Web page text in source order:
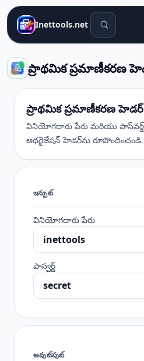
Inettools.net శోధన సాధనాలు
ప్రాథమిక ప్రమాణీకరణ
ప్రాథమిక ప్రమాణీకరణ
వినియోగదారు పేరు మరియు పాస్‌వర్డ్
ఆథరైజేషన్ హెడర్‌ను రూపొందించండి.
ఇన్పుట్
వినియోగదారు పేరు
పాస్వర్డ్
అవుట్‌పుట్